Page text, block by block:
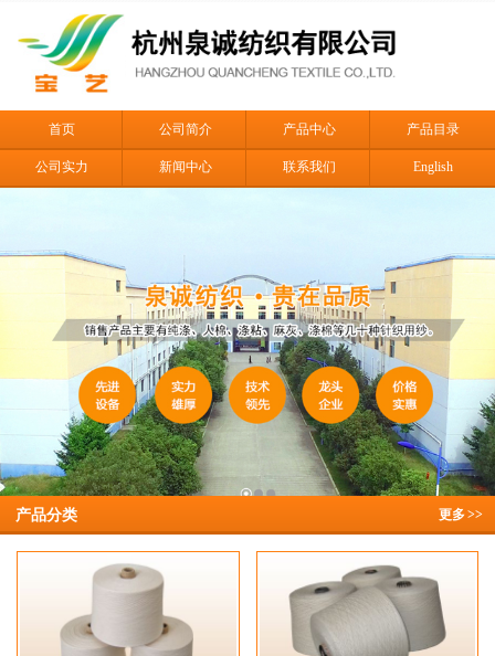
首页 公司简介 产品中心 产品目录
公司实力 新闻中心 联系我们 English
更多>>
产品分类